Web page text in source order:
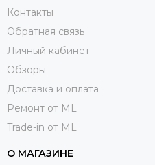
Контакты
Обратная связь
Личный кабинет
Обзоры
Доставка и оплата
Ремонт от ML
Trade-in от ML
О МАГАЗИНЕ